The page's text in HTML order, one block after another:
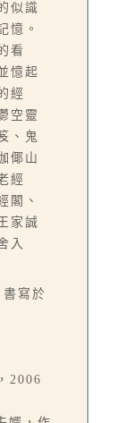
似識
憶。
看
憶起
經
空靈
、鬼
倻山
經
閣、
家誠
入
寫於
2006